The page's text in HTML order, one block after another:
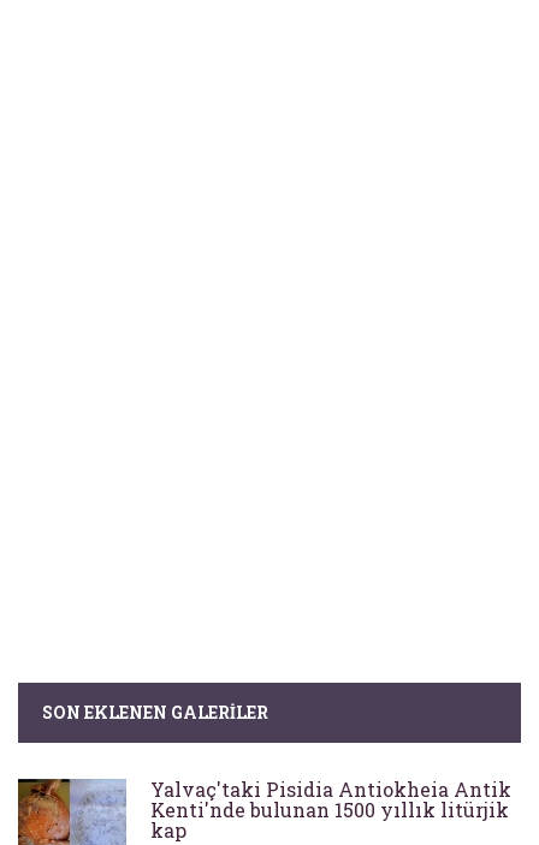
SON EKLENEN GALERILER
Yalvaç'taki Pisidia Antiokheia Antik
Kenti'nde bulunan 1500 yıllık litürjik
kap